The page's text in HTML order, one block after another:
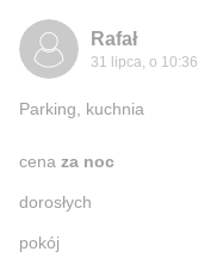
Rafał
31 lipca, o 10:36
Parking, kuchnia
cena za noc
dorosłych
pokój